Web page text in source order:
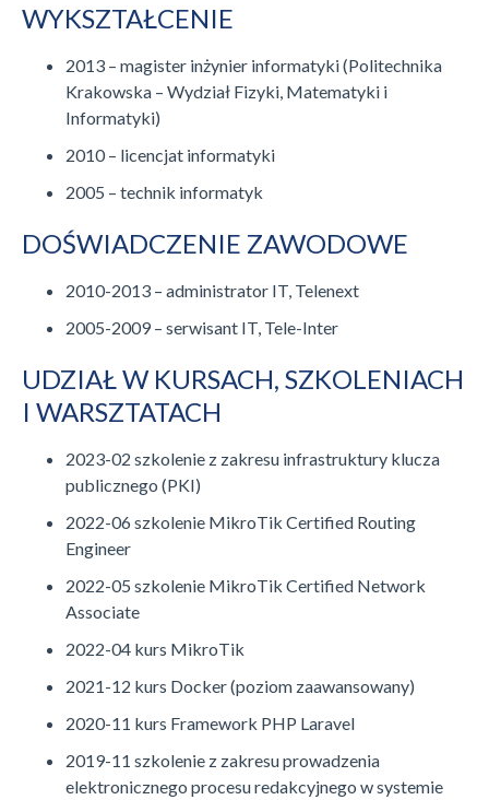
WYKSZTAŁCENIE
2013 – magister inżynier informatyki (Politechnika
Krakowska – Wydział Fizyki, Matematyki i
Informatyki)
2010 – licencjat informatyki
2005 – technik informatyk
DOŚWIADCZENIE ZAWODOWE
2010-2013 – administrator IT, Telenext
2005-2009 – serwisant IT, Tele-Inter
UDZIAŁ W KURSACH, SZKOLENIACH
I WARSZTATACH
2023-02 szkolenie z zakresu infrastruktury klucza
publicznego (PKI)
2022-06 szkolenie MikroTik Certified Routing
Engineer
2022-05 szkolenie MikroTik Certified Network
Associate
2022-04 kurs MikroTik
2021-12 kurs Docker (poziom zaawansowany)
2020-11 kurs Framework PHP Laravel
2019-11 szkolenie z zakresu prowadzenia
elektronicznego procesu redakcyjnego w systemie